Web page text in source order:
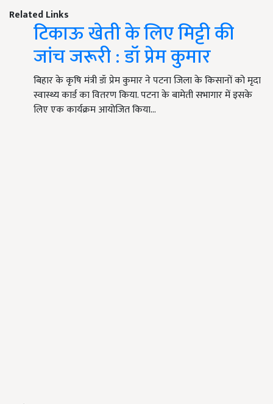
Related Links
टिकाऊ खेती के लिए मिट्टी की
जांच जरूरी : डॉ प्रेम कुमार
बिहार के कृषि मंत्री डॉ प्रेम कुमार ने पटना जिला के किसानों को मृदा
स्वास्थ्य कार्ड का वितरण किया. पटना के बामेती सभागार में इसके
लिए एक कार्यक्रम आयोजित किया…